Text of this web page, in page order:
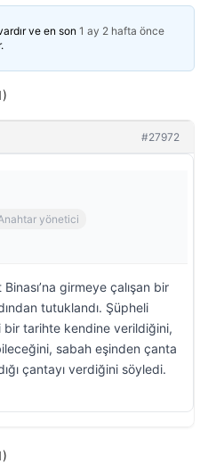
ve en son 1 ay 2 hafta önce
#27972
yönetici
girmeye çalışan bir
tutuklandı. Şüpheli
tarihte kendine verildiğini,
sabah eşinden çanta
çantayı verdiğini söyledi.